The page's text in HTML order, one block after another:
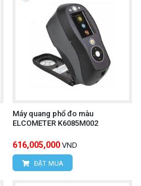
Máy quang phổ đo màu
ELCOMETER K6085M002
616,005,000 VND
ĐẶT MUA